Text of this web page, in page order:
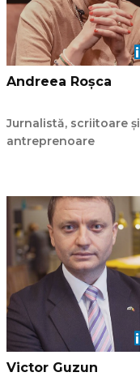
Andreea Roșca
Jurnalistă, scriitoare și
antreprenoare
Victor Guzun